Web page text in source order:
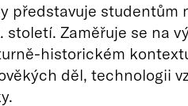
představuje studentům
století. Zaměřuje se na
historickém
děl, technologii